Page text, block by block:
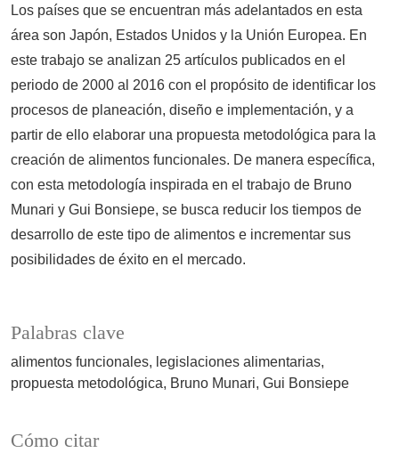
Palabras clave
alimentos funcionales
legislaciones alimentarias
propuesta metodológica
Bruno Munari Gui Bonsiepe
Cómo citar
Los países que se encuentran más adelantados en esta
área son Japón, Estados Unidos y la Unión Europea. En
este trabajo se analizan 25 artículos publicados en el
periodo de 2000 al 2016 con el propósito de identificar los
procesos de planeación, diseño e implementación, y a
partir de ello elaborar una propuesta metodológica para la
creación de alimentos funcionales. De manera específica,
con esta metodología inspirada en el trabajo de Bruno
Munari y Gui Bonsiepe, se busca reducir los tiempos de
desarrollo de este tipo de alimentos e incrementar sus
posibilidades de éxito en el mercado.